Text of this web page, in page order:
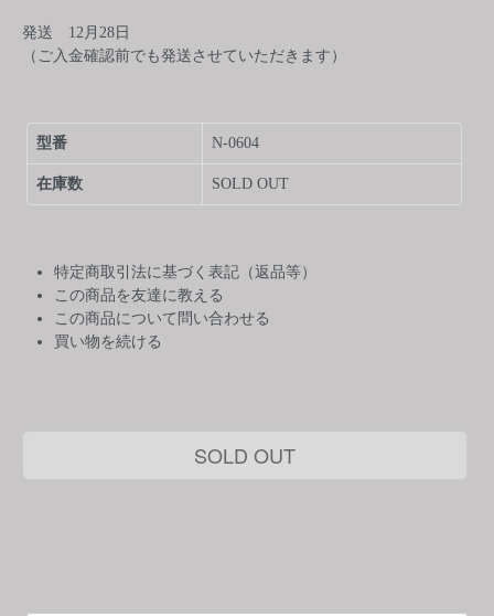
発送 12月28日
（ご入金確認前でも発送させていただきます）
型番 N-0604
在庫数 SOLD OUT
特定商取引法に基づく表記（返品等）
この商品を友達に教える
この商品について問い合わせる
買い物を続ける
SOLD OUT